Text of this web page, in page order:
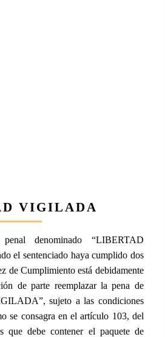
VIGILADA
denominado “LIBERTAD
el sentenciado haya cumplido dos
de Cumplimiento está debidamente
de parte reemplazar la pena de
sujeto a las condiciones
se consagra en el artículo 103, del
que debe contener el paquete de